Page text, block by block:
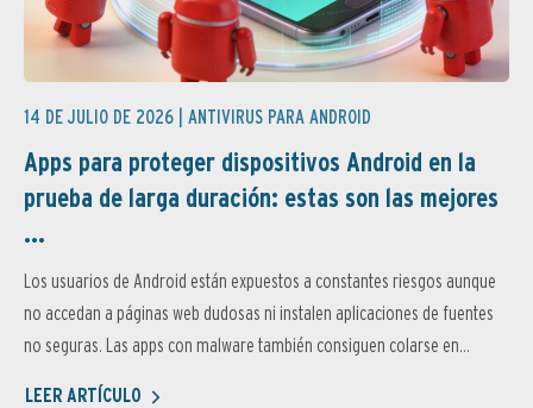
14 DE JULIO DE 2026 | ANTIVIRUS PARA ANDROID
Apps para proteger dispositivos Android en la
prueba de larga duración: estas son las mejores
...
Los usuarios de Android están expuestos a constantes riesgos aunque
no accedan a páginas web dudosas ni instalen aplicaciones de fuentes
no seguras. Las apps con malware también consiguen colarse en...
LEER ARTÍCULO